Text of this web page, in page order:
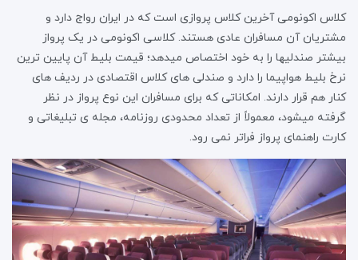
کلاس اکونومی آخرین کلاس پروازی است که در ایران رواج دارد و
مشتریان آن مسافران عادی هستند. کلاسی اکونومی در یک پرواز
بیشتر صندلیها را به خود اختصاص میدهد؛ قیمت بلیط آن پایین ترین
نرخ بلیط هواپیما را دارد و صندلی های کلاس اقتصادی در ردیف های
کنار هم قرار دارند. امکاناتی که برای مسافران این نوع پرواز در نظر
گرفته میشود، معمولاً از تعداد محدودی روزنامه، مجله ی تبلیغاتی و
کارت راهنمای پرواز فراتر نمی رود.